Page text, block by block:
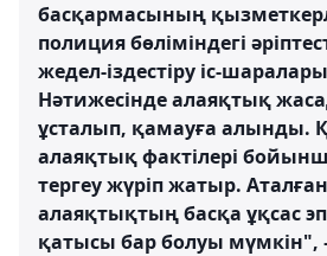
басқармасының
полиция бөліміндегі
жедел-іздестіру іс-
Нәтижесінде алаяқтық
ұсталып, қамауға алынды.
алаяқтық фактілері
тергеу жүріп жатыр. Аталған
алаяқтықтың басқа ұқсас
қатысы бар болуы мүмкін",